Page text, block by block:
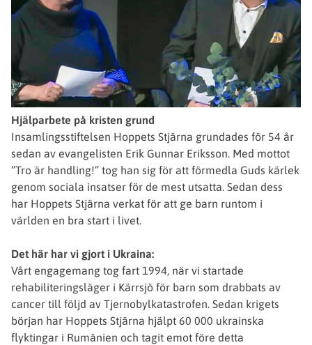
Hjälparbete på kristen grund
Insamlingsstiftelsen Hoppets Stjärna grundades för 54 år
sedan av evangelisten Erik Gunnar Eriksson. Med mottot
”Tro är handling!” tog han sig för att förmedla Guds kärlek
genom sociala insatser för de mest utsatta. Sedan dess
har Hoppets Stjärna verkat för att ge barn runtom i
världen en bra start i livet.
Det här har vi gjort i Ukraina:
Vårt engagemang tog fart 1994, när vi startade
rehabiliteringsläger i Kärrsjö för barn som drabbats av
cancer till följd av Tjernobylkatastrofen. Sedan krigets
början har Hoppets Stjärna hjälpt 60 000 ukrainska
flyktingar i Rumänien och tagit emot före detta